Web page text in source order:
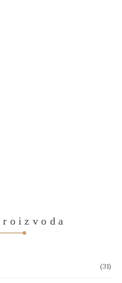
(31)